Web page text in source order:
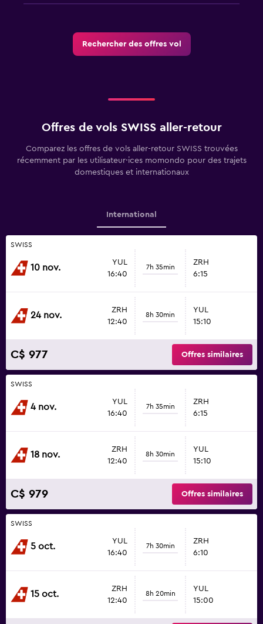
Rechercher des offres vol
Offres de vols SWISS aller-retour
Comparez les offres de vols aller-retour SWISS trouvées
récemment par les utilisateur·ices momondo pour des trajets
domestiques et internationaux
International
SWISS
10 nov.
YUL
16:40
7h 35min
ZRH
6:15
24 nov.
ZRH
12:40
8h 30min
YUL
15:10
C$ 977 Offres similaires
SWISS
4 nov.
YUL
16:40
7h 35min
ZRH
6:15
18 nov.
ZRH
12:40
8h 30min
YUL
15:10
C$ 979 Offres similaires
SWISS
5 oct.
YUL
16:40
7h 30min
ZRH
6:10
15 oct.
ZRH
12:40
8h 20min
YUL
15:00